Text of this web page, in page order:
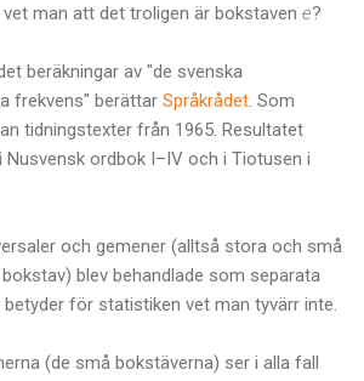
man att det troligen är bokstaven e?
beräkningar av "de svenska
frekvens" berättar Språkrådet . Som
tidningstexter från 1965. Resultatet
Nusvensk ordbok I–IV och i Tiotusen i
och gemener (alltså stora och små
blev behandlade som separata
för statistiken vet man tyvärr inte.
(de små bokstäverna) ser i alla fall